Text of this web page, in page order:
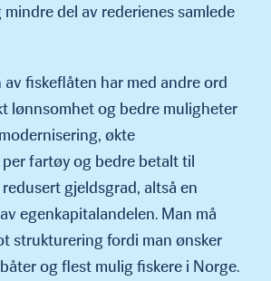
del av rederienes samlede
fiskeflåten har med andre ord
lønnsomhet og bedre muligheter
økte
fartøy og bedre betalt til
gjeldsgrad, altså en
egenkapitalande­len. Man må
strukturering fordi man ønsker
og flest mulig fiskere i Norge.